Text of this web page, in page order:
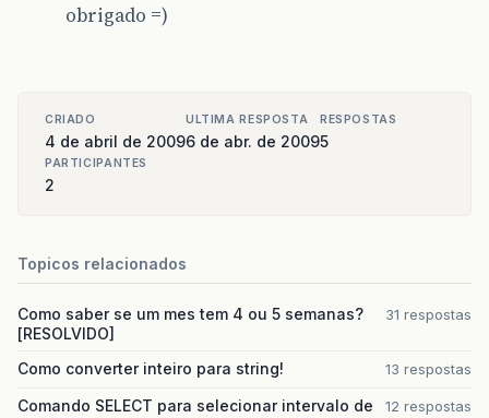
obrigado =)
CRIADO
4 de abril de 2009
ULTIMA RESPOSTA
6 de abr. de 2009
RESPOSTAS
5
PARTICIPANTES
2
Topicos relacionados
Como saber se um mes tem 4 ou 5 semanas?
[RESOLVIDO]
31 respostas
Como converter inteiro para string! 13 respostas
Comando SELECT para selecionar intervalo de
12 respostas